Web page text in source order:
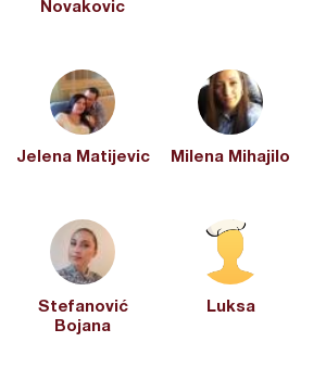
Novakovic
Jelena Matijevic Milena Mihajilo
Stefanović
Bojana
Luksa